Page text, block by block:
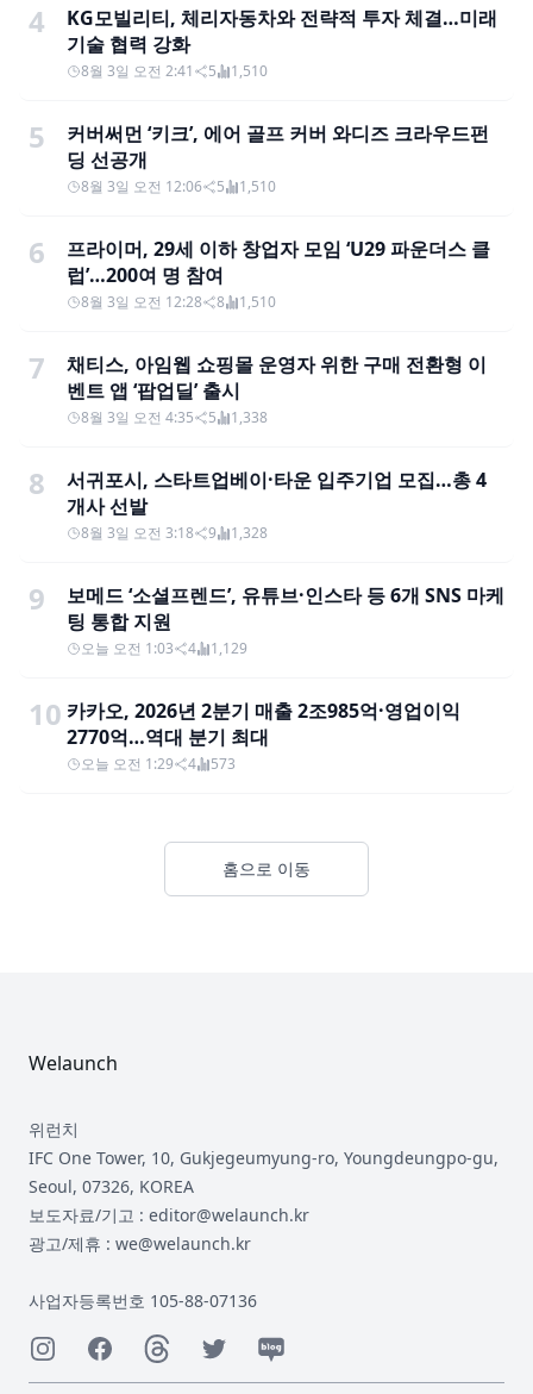
4
KG모빌리티, 체리자동차와 전략적 투자 체결…미래
기술 협력 강화
8월 3일 오전 2:41 5 1,510
5
커버써먼 ‘키크’, 에어 골프 커버 와디즈 크라우드펀
딩 선공개
8월 3일 오전 12:06 5 1,510
6
프라이머, 29세 이하 창업자 모임 ‘U29 파운더스 클
럽’…200여 명 참여
8월 3일 오전 12:28 8 1,510
7
채티스, 아임웹 쇼핑몰 운영자 위한 구매 전환형 이
벤트 앱 ‘팝업딜’ 출시
8월 3일 오전 4:35 5 1,338
8
서귀포시, 스타트업베이·타운 입주기업 모집…총 4
개사 선발
8월 3일 오전 3:18 9 1,328
9
보메드 ‘소셜프렌드’, 유튜브·인스타 등 6개 SNS 마케
팅 통합 지원
오늘 오전 1:03 4 1,129
10 카카오, 2026년 2분기 매출 2조985억·영업이익
2770억…역대 분기 최대
오늘 오전 1:29 4 573
홈으로 이동
Welaunch
위런치
IFC One Tower, 10, Gukjegeumyung-ro, Youngdeungpo-gu,
Seoul, 07326, KOREA
보도자료/기고 : editor@welaunch.kr
광고/제휴 : we@welaunch.kr
사업자등록번호 105-88-07136
InstagramFacebookThreadsTwitterNaver